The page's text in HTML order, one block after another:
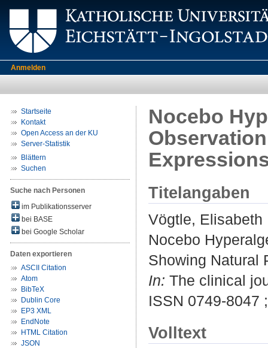
Anmelden
Startseite
Kontakt
Open Access an der KU
Server-Statistik
Blättern
Suchen
Suche nach Personen
im Publikationsserver
bei BASE
bei Google Scholar
Daten exportieren
ASCII Citation
Atom
BibTeX
Dublin Core
EP3 XML
EndNote
HTML Citation
JSON
Nocebo
Titelangaben
Vögtle, Elisabeth
Nocebo
Showing Natural
In: The clinical
ISSN 0749-8047
Volltext